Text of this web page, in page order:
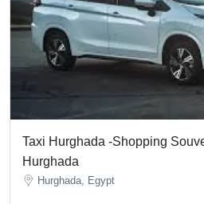
Taxi Hurghada -Shopping
Hurghada
Hurghada, Egypt